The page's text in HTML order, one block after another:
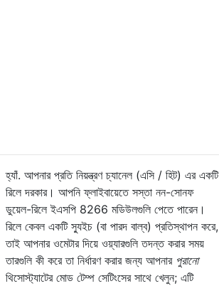
হ্যাঁ. আপনার প্রতি নিয়ন্ত্রণ চ্যানেল (এসি / হিট) এর একটি
রিলে দরকার। আপনি ফ্লাইবায়েতে সস্তা নন-সোনফ
ডুয়েল-রিলে ইএসপি 8266 মডিউলগুলি পেতে পারেন।
রিলে কেবল একটি স্যুইচ (বা পারদ বাল্ব) প্রতিস্থাপন করে,
তাই আপনার ওমেটার দিয়ে ওয়্যারগুলি তদন্ত করার সময়
তারগুলি কী করে তা নির্ধারণ করার জন্য আপনার পুরানো
থিসোস্ট্যাটের মোড টেম্প সেটিংসের সাথে খেলুন; এটি